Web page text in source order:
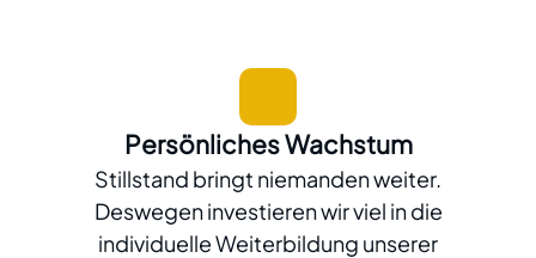
Persönliches Wachstum
Stillstand bringt niemanden weiter.
Deswegen investieren wir viel in die
individuelle Weiterbildung unserer